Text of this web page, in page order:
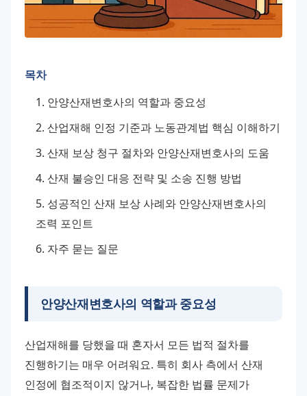
목차
안양산재변호사의 역할과 중요성
산업재해 인정 기준과 노동관계법 핵심 이해하기
산재 보상 청구 절차와 안양산재변호사의 도움
산재 불승인 대응 전략 및 소송 진행 방법
성공적인 산재 보상 사례와 안양산재변호사의
조력 포인트
자주 묻는 질문
안양산재변호사의 역할과 중요성
산업재해를 당했을 때 혼자서 모든 법적 절차를
진행하기는 매우 어려워요. 특히 회사 측에서 산재
인정에 협조적이지 않거나, 복잡한 법률 문제가